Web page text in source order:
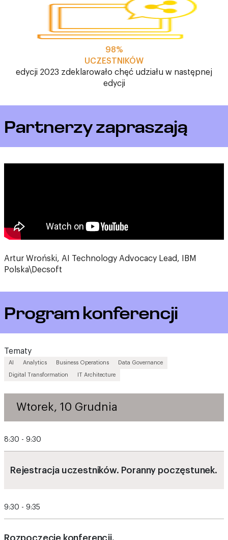
98%
UCZESTNIKÓW
edycji 2023 zdeklarowało chęć udziału w następnej
edycji
Partnerzy zapraszają
Artur Wroński, AI Technology Advocacy Lead, IBM
Polska\Decsoft
Program konferencji
Tematy
AI Analytics Business Operations Data Governance
Digital Transformation IT Architecture
Wtorek, 10 Grudnia
8:30 - 9:30
Rejestracja uczestników. Poranny poczęstunek.
9:30 - 9:35